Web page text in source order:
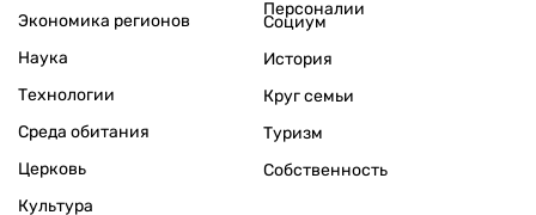
Экономика регионов
Персоналии
Наука
Технологии
Среда обитания
Церковь
Культура
Социум
История
Круг семьи
Туризм
Собственность